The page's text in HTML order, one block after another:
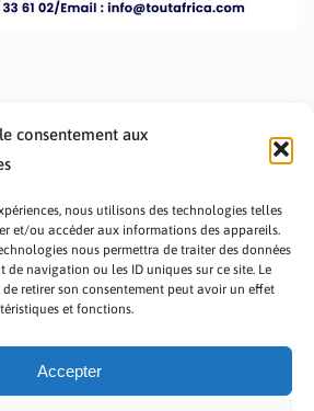
consentement aux
nous utilisons des technologies telles
et/ou accéder aux informations des appareils.
nous permettra de traiter des données
navigation ou les ID uniques sur ce site. Le
retirer son consentement peut avoir un effet
et fonctions.
Accepter
TOUTAFRICA
A PROPOS